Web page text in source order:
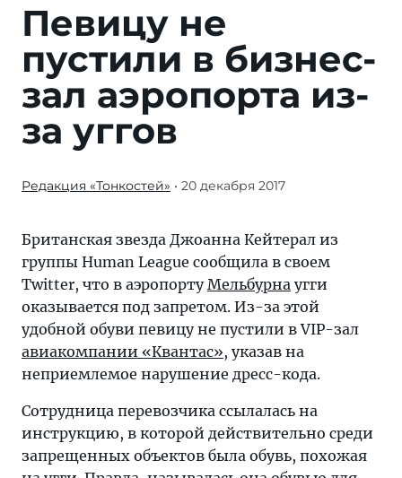
Певицу не
пустили в бизнес-
зал аэропорта из-
за уггов
Журнал/
не
пустили
в
бизнес-
зал
аэропорта
из-
уггов
—
забавные
Редакция «Тонкостей» • 20 декабря 2017
Британская звезда Джоанна Кейтерал из
группы Human League сообщила в своем
Twitter, что в аэропортуМельбурна угги
оказывается под запретом. Из-за этой
удобной обуви певицу не пустили в VIP-зал
авиакомпании «Квантас», указав на
неприемлемое нарушение дресс-кода.
Сотрудница перевозчика ссылалась на
инструкцию, в которой действительно среди
запрещенных объектов была обувь, похожая